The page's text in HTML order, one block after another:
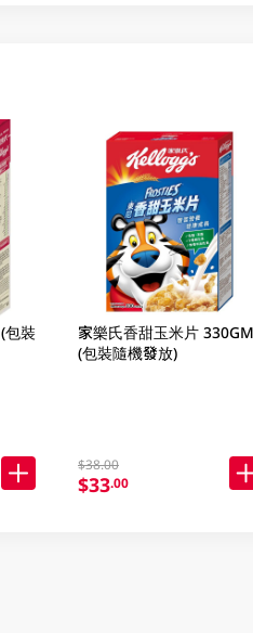
包裝
家樂氏香甜玉米片 330GM
(包裝隨機發放)
$38.00
$33.00